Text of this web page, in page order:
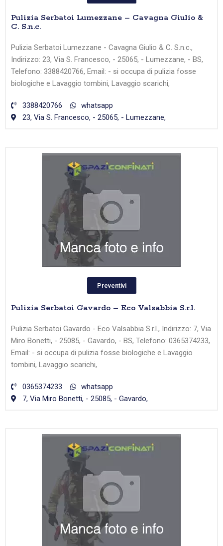
Pulizia Serbatoi Lumezzane – Cavagna Giulio &
C. S.n.c.
Pulizia Serbatoi Lumezzane - Cavagna Giulio & C. S.n.c.,
Indirizzo: 23, Via S. Francesco, - 25065, - Lumezzane, - BS,
Telefono: 3388420766, Email: - si occupa di pulizia fosse
biologiche e Lavaggio tombini, Lavaggio scarichi,
3388420766
whatsapp
23, Via S. Francesco, - 25065, - Lumezzane,
Preventivi
Pulizia Serbatoi Gavardo – Eco Valsabbia S.r.l.
Pulizia Serbatoi Gavardo - Eco Valsabbia S.r.l., Indirizzo: 7, Via
Miro Bonetti, - 25085, - Gavardo, - BS, Telefono: 0365374233,
Email: - si occupa di pulizia fosse biologiche e Lavaggio
tombini, Lavaggio scarichi,
0365374233
whatsapp
7, Via Miro Bonetti, - 25085, - Gavardo,